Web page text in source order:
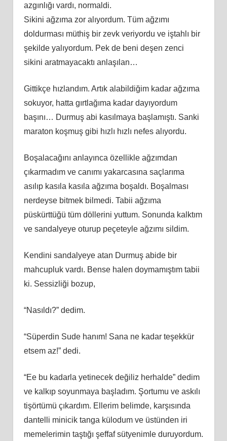
azgınlığı vardı, normaldi.
Sikini ağzıma zor alıyordum. Tüm ağzımı
doldurması müthiş bir zevk veriyordu ve iştahlı bir
şekilde yalıyordum. Pek de beni deşen zenci
sikini aratmayacaktı anlaşılan…
Gittikçe hızlandım. Artık alabildiğim kadar ağzıma
sokuyor, hatta gırtlağıma kadar dayıyordum
başını… Durmuş abi kasılmaya başlamıştı. Sanki
maraton koşmuş gibi hızlı hızlı nefes alıyordu.
Boşalacağını anlayınca özellikle ağzımdan
çıkarmadım ve canımı yakarcasına saçlarıma
asılıp kasıla kasıla ağzıma boşaldı. Boşalması
nerdeyse bitmek bilmedi. Tabii ağzıma
püskürttüğü tüm döllerini yuttum. Sonunda kalktım
ve sandalyeye oturup peçeteyle ağzımı sildim.
Kendini sandalyeye atan Durmuş abide bir
mahcupluk vardı. Bense halen doymamıştım tabii
ki. Sessizliği bozup,
“Nasıldı?” dedim.
“Süperdin Sude hanım! Sana ne kadar teşekkür
etsem az!” dedi.
“Ee bu kadarla yetinecek değiliz herhalde” dedim
ve kalkıp soyunmaya başladım. Şortumu ve askılı
tişörtümü çıkardım. Ellerim belimde, karşısında
dantelli minicik tanga külodum ve üstünden iri
memelerimin taştığı şeffaf sütyenimle duruyordum.